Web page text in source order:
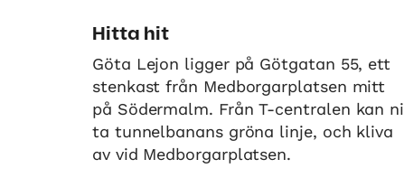
Hitta hit
Göta Lejon ligger på Götgatan 55, ett
stenkast från Medborgarplatsen mitt
på Södermalm. Från T-centralen kan ni
ta tunnelbanans gröna linje, och kliva
av vid Medborgarplatsen.